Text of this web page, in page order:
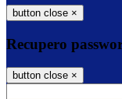
button close ×
Recupero
button close ×